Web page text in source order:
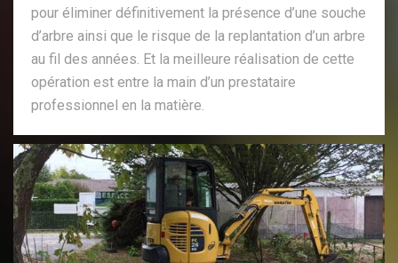
pour éliminer définitivement la présence d’une souche
d’arbre ainsi que le risque de la replantation d’un arbre
au fil des années. Et la meilleure réalisation de cette
opération est entre la main d’un prestataire
professionnel en la matière.